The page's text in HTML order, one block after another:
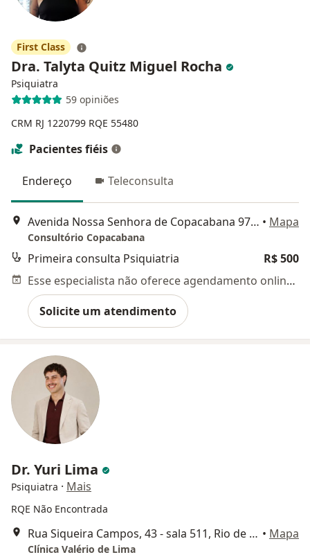
First Class
Dra. Talyta Quitz Miguel Rocha
Psiquiatra
59 opiniões
CRM RJ 1220799 RQE 55480
Pacientes fiéis
Endereço Teleconsulta
Avenida Nossa Senhora de Copacabana 978, Rio de Janeiro • Mapa
Consultório Copacabana
Primeira consulta Psiquiatria
R$ 500
Esse especialista não oferece agendamento online para esse endereço.
Solicite um atendimento
Dr. Yuri Lima
Psiquiatra · Mais
RQE Não Encontrada
Rua Siqueira Campos, 43 - sala 511, Rio de Janeiro • Mapa
Clínica Valério de Lima